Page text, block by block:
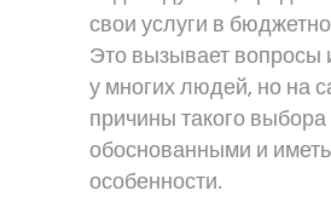
свои услуги в
Это вызывает вопросы
у многих людей, но на
причины такого
обоснованными и
особенности.